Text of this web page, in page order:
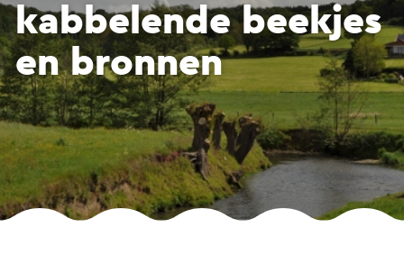
kabbelende beekjes
en bronnen